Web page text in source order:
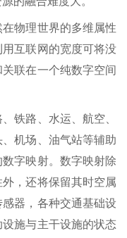
物理世界的多维属性
互联网的宽度可将没
联在一个纯数字空间
铁路、水运、航空、
机场、油气站等辅助
字映射。数字映射除
，还将保留其时空属
器，各种交通基础设
施与主干设施的状态